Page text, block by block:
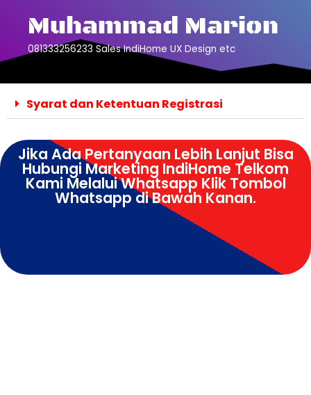
Muhammad Marion
081333256233 Sales IndiHome UX Design etc
Syarat dan Ketentuan Registrasi
Jika Ada Pertanyaan Lebih Lanjut Bisa
Hubungi Marketing IndiHome Telkom
Kami Melalui Whatsapp Klik Tombol
Whatsapp di Bawah Kanan.